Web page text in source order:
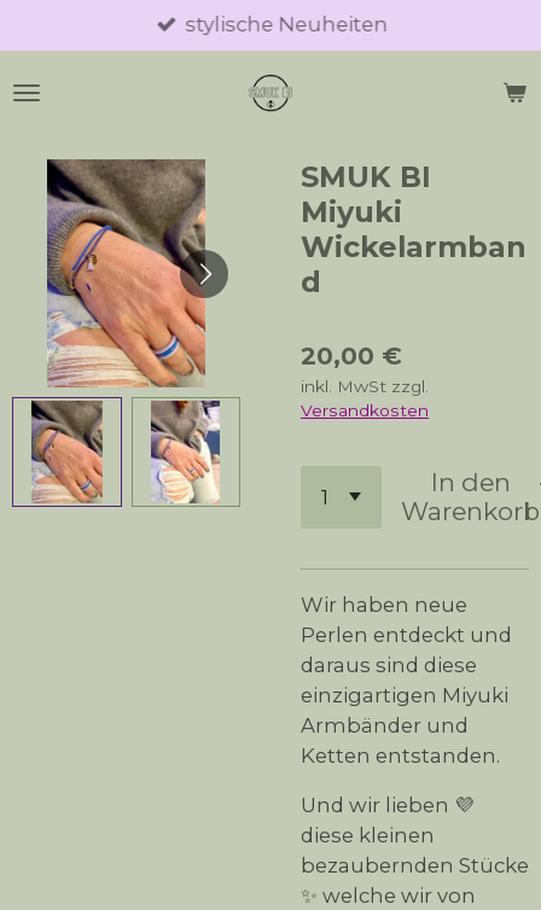
Hauptinhalt
springen
stylische Neuheiten
SMUK BI
Miyuki
Wickelarmban
d
20,00 €
inkl. MwSt zzgl.
Versandkosten
In den
Warenkorb
Wir haben neue
Perlen entdeckt und
daraus sind diese
einzigartigen Miyuki
Armbänder und
Ketten entstanden.
Und wir lieben 💜
diese kleinen
bezaubernden Stücke
✨ welche wir von